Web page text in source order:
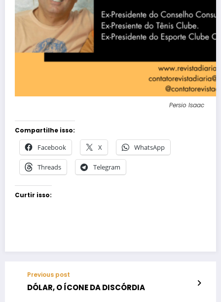
Persio Isaac
Compartilhe isso:
Facebook X WhatsApp
Threads Telegram
Curtir isso:
Previous post
DÓLAR, O ÍCONE DA DISCÓRDIA